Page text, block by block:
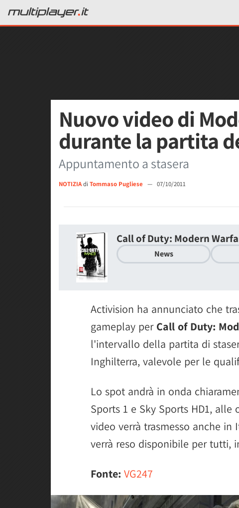
Nuovo video di
durante la partita
Appuntamento a stasera
NOTIZIAdi Tommaso Pugliese — 07/10/2011
Call of Duty: Modern
News
Activision ha annunciato che
gameplay per Call of Duty:
l'intervallo della partita di
Inghilterra, valevole per le
Lo spot andrà in onda
Sports 1 e Sky Sports HD1, alle
video verrà trasmesso anche
verrà reso disponibile per tutti,
Fonte: VG247